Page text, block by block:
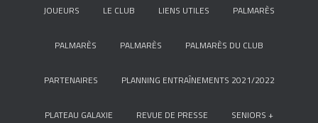
JOUEURS LE CLUB LIENS UTILES PALMARÈS
PALMARÈS PALMARÈS PALMARÈS DU CLUB
PARTENAIRES PLANNING ENTRAÎNEMENTS 2021/2022
PLATEAU GALAXIE REVUE DE PRESSE SENIORS +